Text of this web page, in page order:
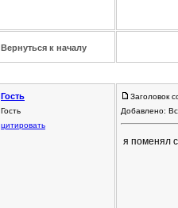
Вернуться к началу
Гость
Гость
цитировать
Заголовок
Добавлено:
я поменял